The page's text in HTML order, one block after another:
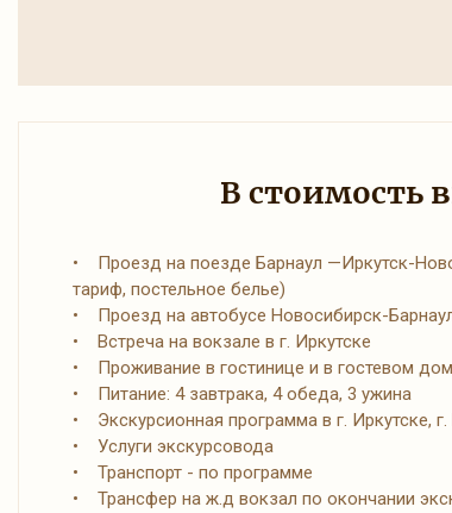
В стоимость
• Проезд на поезде Барнаул —Иркутск-
тариф, постельное белье)
• Проезд на автобусе Новосибирск-
• Встреча на вокзале в г. Иркутске
• Проживание в гостинице и в гостевом
• Питание: 4 завтрака, 4 обеда, 3 ужина
• Экскурсионная программа в г. Иркутске,
• Услуги экскурсовода
• Транспорт - по программе
• Трансфер на ж.д вокзал по окончании